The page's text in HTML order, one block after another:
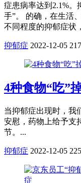
症患病率达到2.1%。
手”。 的确，在生活
不同程度的抑郁症状
抑郁症 2022-12-05 217
4种食物“吃”
当抑郁症出现时，我
安慰，药物上给予支
节。...
抑郁症 2022-12-05 225